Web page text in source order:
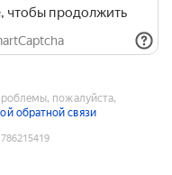
чтобы продолжить
пожалуйста,
обратной связи